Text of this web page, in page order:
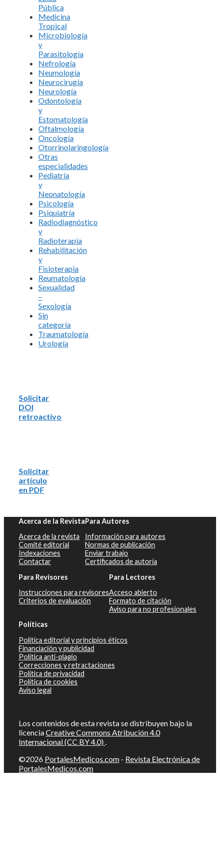
Pública
Medicina
Tropical
Microbiología
y
Parasitología
Nefrología
Neumología
Neurocirugía
Neurología
Odontología
y
Estomatología
Oftalmología
Oncología
Otorrinolaringología
Otras
especialidades
Pediatría
y
Neonatología
Psicología
Psiquiatría
Radiodiagnóstico
y
Radioterapia
Rehabilitación
y
Fisioterapia
Reumatología
Sexualidad
–
Sexología
Sin
categoría
Traumatología
Urología
Solicitar
DOI
retroactivo
Solicitar
artículo
en PDF
Acerca de la Revista
Acerca de la revista
Comité editorial
Indexaciones
Contactar
Para Autores
Información para autores
Normas de publicación
Enviar trabajo
Certificados de autoría
Para Revisores
Instrucciones para revisores
Criterios de evaluación
Para Lectores
Acceso abierto
Formato de citación
Aviso para no profesionales
Políticas
Política editorial y principios éticos
Financiación y publicidad
Política anti-plagio
Correcciones y retractaciones
Política de privacidad
Política de cookies
Aviso legal
Los contenidos de esta revista se distribuyen bajo la
licenciaCreative Commons Atribución 4.0
Internacional (CC BY 4.0) .
©2026 PortalesMedicos.com - Revista Electrónica de
PortalesMedicos.com